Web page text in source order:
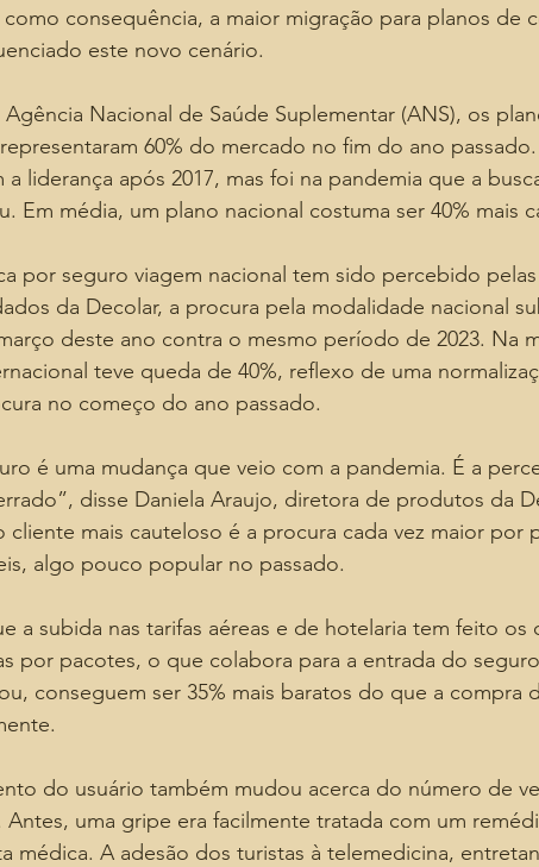
consequência, a maior migração para planos de
este novo cenário.
Nacional de Saúde Suplementar (ANS), os
60% do mercado no fim do ano
a liderança após 2017, mas foi na pandemia que a
Em média, um plano nacional costuma ser 40% mais
por seguro viagem nacional tem sido percebido
da Decolar, a procura pela modalidade nacional
deste ano contra o mesmo período de 2023. Na
teve queda de 40%, reflexo de uma
no começo do ano passado.
é uma mudança que veio com a pandemia. É a
disse Daniela Araujo, diretora de produtos da
mais cauteloso é a procura cada vez maior por
algo pouco popular no passado.
a subida nas tarifas aéreas e de hotelaria tem feito os
por pacotes, o que colabora para a entrada do
conseguem ser 35% mais baratos do que a compra
do usuário também mudou acerca do número de
uma gripe era facilmente tratada com um
médica. A adesão dos turistas à telemedicina,